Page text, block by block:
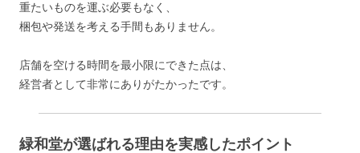
重たいものを運ぶ必要もなく、
梱包や発送を考える手間もありません。
店舗を空ける時間を最小限にできた点は、
経営者として非常にありがたかったです。
緑和堂が選ばれる理由を実感したポイント